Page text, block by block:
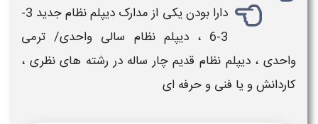
دارا بودن یکی از مدارک دیپلم نظام جدید 3-
3-6 ، دیپلم نظام سالی واحدی/ ترمی
واحدی ، دیپلم نظام قدیم چار ساله در رشته های نظری ،
کاردانش و یا فنی و حرفه ای